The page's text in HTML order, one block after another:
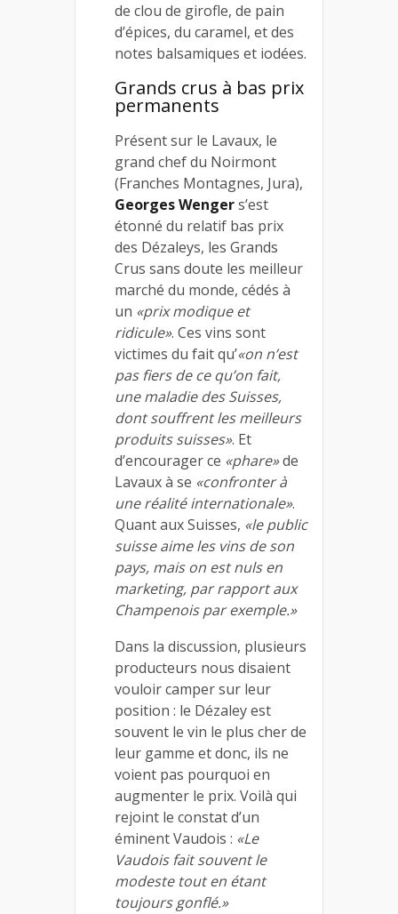
de clou de girofle, de pain
d’épices, du caramel, et des
notes balsamiques et iodées.
Grands crus à bas prix
permanents
Présent sur le Lavaux, le
grand chef du Noirmont
(Franches Montagnes, Jura),
Georges Wengers’est
étonné du relatif bas prix
des Dézaleys, les Grands
Crus sans doute les meilleur
marché du monde, cédés à
un «prix modique et
ridicule». Ces vins sont
victimes du fait qu’«on n’est
pas fiers de ce qu’on fait,
une maladie des Suisses,
dont souffrent les meilleurs
produits suisses». Et
d’encourager ce «phare»de
Lavaux à se «confronter à
une réalité internationale».
Quant aux Suisses, «le public
suisse aime les vins de son
pays, mais on est nuls en
marketing, par rapport aux
Champenois par exemple.»
Dans la discussion, plusieurs
producteurs nous disaient
vouloir camper sur leur
position : le Dézaley est
souvent le vin le plus cher de
leur gamme et donc, ils ne
voient pas pourquoi en
augmenter le prix. Voilà qui
rejoint le constat d’un
éminent Vaudois : «Le
Vaudois fait souvent le
modeste tout en étant
toujours gonflé.»